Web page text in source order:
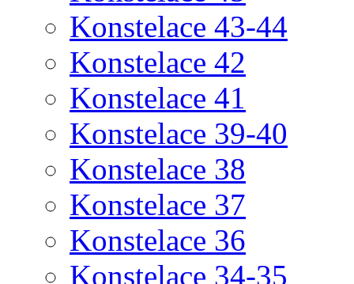
Konstelace 43-44
Konstelace 42
Konstelace 41
Konstelace 39-40
Konstelace 38
Konstelace 37
Konstelace 36
Konstelace 34-35